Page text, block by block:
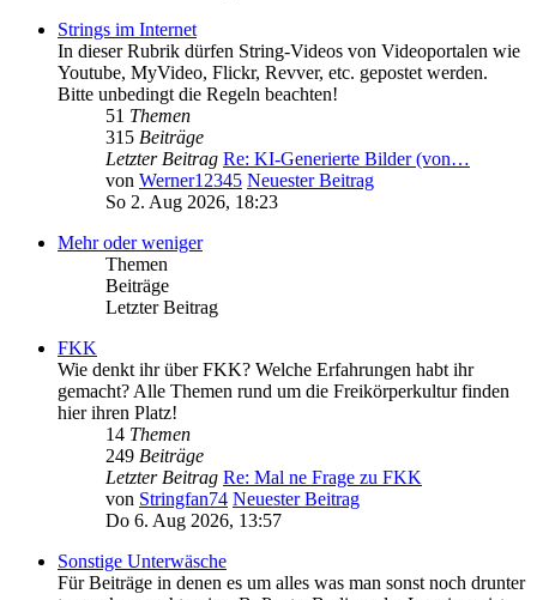
Strings im Internet
In dieser Rubrik dürfen String-Videos von Videoportalen wie
Youtube, MyVideo, Flickr, Revver, etc. gepostet werden.
Bitte unbedingt die Regeln beachten!
51 Themen
315 Beiträge
Letzter Beitrag Re: KI-Generierte Bilder (von…
von Werner12345 Neuester Beitrag
So 2. Aug 2026, 18:23
Mehr oder weniger
Themen
Beiträge
Letzter Beitrag
FKK
Wie denkt ihr über FKK? Welche Erfahrungen habt ihr
gemacht? Alle Themen rund um die Freikörperkultur finden
hier ihren Platz!
14 Themen
249 Beiträge
Letzter Beitrag Re: Mal ne Frage zu FKK
von Stringfan74 Neuester Beitrag
Do 6. Aug 2026, 13:57
Sonstige Unterwäsche
Für Beiträge in denen es um alles was man sonst noch drunter